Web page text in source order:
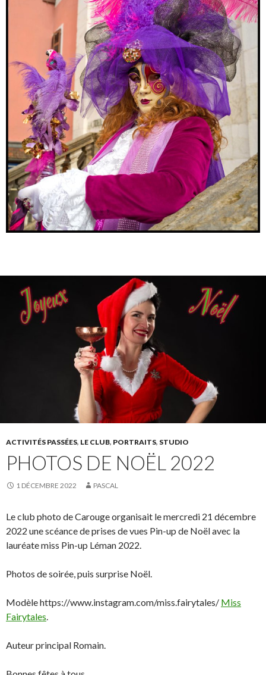
ACTIVITÉS PASSÉES, LE CLUB, PORTRAITS, STUDIO
PHOTOS DE NOËL 2022
1 DÉCEMBRE 2022 PASCAL
Le club photo de Carouge organisait le mercredi 21 décembre
2022 une scéance de prises de vues Pin-up de Noël avec la
lauréate miss Pin-up Léman 2022.
Photos de soirée, puis surprise Noël.
Modèle https://www.instagram.com/miss.fairytales/ Miss
Fairytales.
Auteur principal Romain.